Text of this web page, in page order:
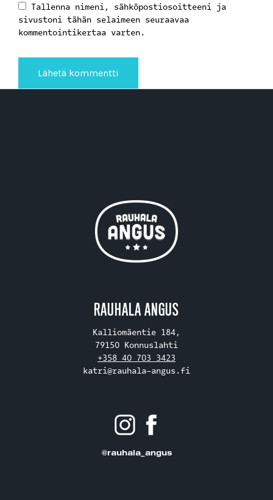
Tallenna nimeni, sähköpostiosoitteeni ja
sivustoni tähän selaimeen seuraavaa
kommentointikertaa varten.
RAUHALA ANGUS
Kalliomäentie 184,
79150 Konnuslahti
+358 40 703 3423
katri@rauhala-angus.fi
@rauhala_angus